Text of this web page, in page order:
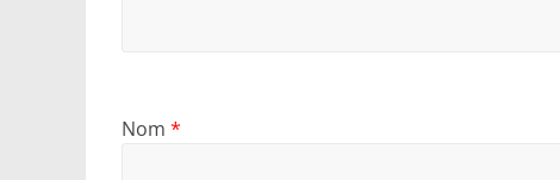
Nom *